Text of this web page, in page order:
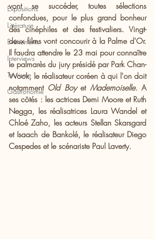
Expositions
Littérature
Evénements
Interviews
Tourisme
Gastronomie
vont se succéder, toutes sélections
confondues, pour le plus grand bonheur
des cinéphiles et des festivaliers. Vingt-
deux films vont concourir à la Palme d'Or.
Il faudra attendre le 23 mai pour connaître
le palmarès du jury présidé par Park Chan-
Wook, le réalisateur coréen à qui l'on doit
notamment Old Boy et Mademoiselle. A
ses côtés : les actrices Demi Moore et Ruth
Negga, les réalisatrices Laura Wandel et
Chloé Zaho, les acteurs Stellan Skarsgard
et Isaach de Bankolé, le réalisateur Diego
Cespedes et le scénariste Paul Laverty.